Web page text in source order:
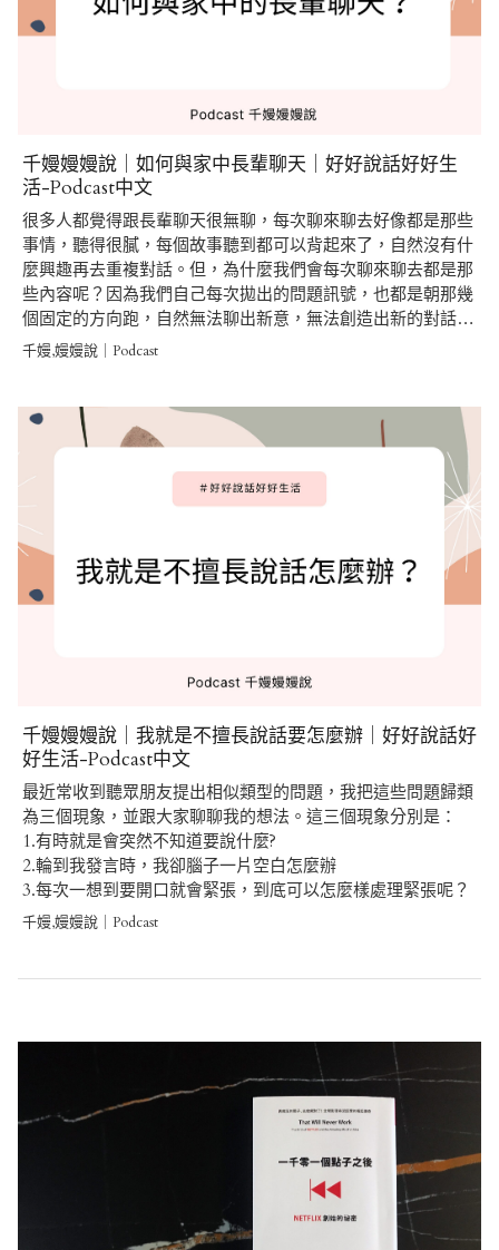
千嫚嫚嫚說｜如何與家中長輩聊天｜好好說話好好生
活-Podcast中文
很多人都覺得跟長輩聊天很無聊，每次聊來聊去好像都是那些
事情，聽得很膩，每個故事聽到都可以背起來了，自然沒有什
麼興趣再去重複對話。但，為什麼我們會每次聊來聊去都是那
些內容呢？因為我們自己每次拋出的問題訊號，也都是朝那幾
個固定的方向跑，自然無法聊出新意，無法創造出新的對話…
千嫚,嫚嫚說｜Podcast
千嫚嫚嫚說｜我就是不擅長說話要怎麼辦｜好好說話好
好生活-Podcast中文
最近常收到聽眾朋友提出相似類型的問題，我把這些問題歸類
為三個現象，並跟大家聊聊我的想法。這三個現象分別是：
1.有時就是會突然不知道要說什麼?
2.輪到我發言時，我卻腦子一片空白怎麼辦
3.每次一想到要開口就會緊張，到底可以怎麼樣處理緊張呢？
千嫚,嫚嫚說｜Podcast
navigation